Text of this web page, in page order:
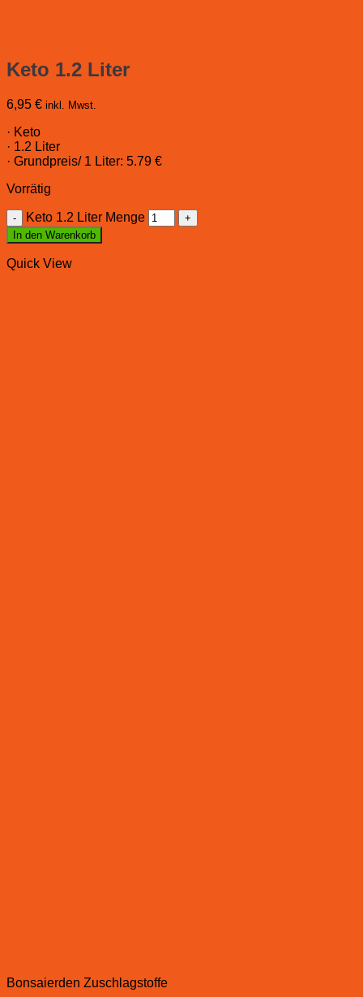
Keto 1.2 Liter
6,95 € inkl. Mwst.
· Keto
· 1.2 Liter
· Grundpreis/ 1 Liter: 5.79 €
Vorrätig
Keto 1.2 Liter Menge
In den Warenkorb
Quick View
Bonsaierden Zuschlagstoffe